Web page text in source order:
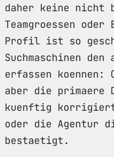
daher keine nicht
Teamgroessen
Profil ist so
Suchmaschinen
erfassen koennen:
aber die primaere
kuenftig
oder die Agentur
bestaetigt.